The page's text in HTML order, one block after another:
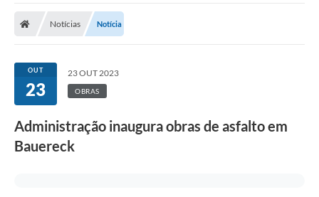
Notícias Notícia
OUT
23
23 OUT 2023
OBRAS
Administração inaugura obras de asfalto em
Bauereck